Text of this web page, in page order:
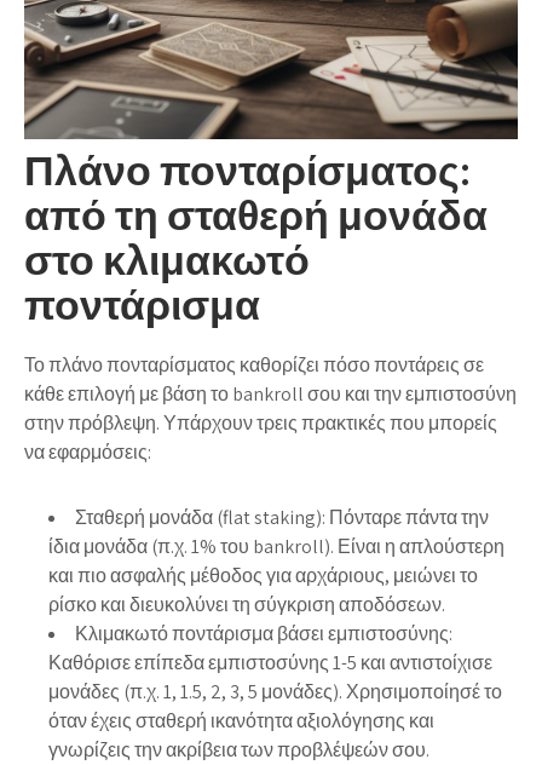
Πλάνο πονταρίσματος:
από τη σταθερή μονάδα
στο κλιμακωτό
ποντάρισμα
Το πλάνο πονταρίσματος καθορίζει πόσο ποντάρεις σε
κάθε επιλογή με βάση το bankroll σου και την εμπιστοσύνη
στην πρόβλεψη. Υπάρχουν τρεις πρακτικές που μπορείς
να εφαρμόσεις:
Σταθερή μονάδα (flat staking): Πόνταρε πάντα την
ίδια μονάδα (π.χ. 1% του bankroll). Είναι η απλούστερη
και πιο ασφαλής μέθοδος για αρχάριους, μειώνει το
ρίσκο και διευκολύνει τη σύγκριση αποδόσεων.
Κλιμακωτό ποντάρισμα βάσει εμπιστοσύνης:
Καθόρισε επίπεδα εμπιστοσύνης 1-5 και αντιστοίχισε
μονάδες (π.χ. 1, 1.5, 2, 3, 5 μονάδες). Χρησιμοποίησέ το
όταν έχεις σταθερή ικανότητα αξιολόγησης και
γνωρίζεις την ακρίβεια των προβλέψεών σου.